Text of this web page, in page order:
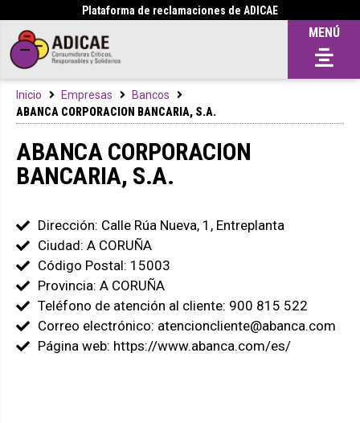
Plataforma de reclamaciones de ADICAE
MENÚ
Inicio Empresas
Bancos
ABANCA CORPORACION BANCARIA, S.A.
ABANCA CORPORACION
BANCARIA, S.A.
Dirección: Calle Rúa Nueva, 1, Entreplanta
Ciudad: A CORUÑA
Código Postal: 15003
Provincia: A CORUÑA
Teléfono de atención al cliente: 900 815 522
Correo electrónico: atencioncliente@abanca.com
Página web: https://www.abanca.com/es/